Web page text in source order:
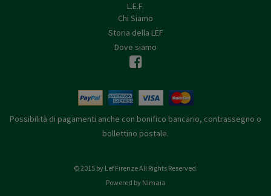
L.E.F.
Chi Siamo
Storia della LEF
Dove siamo
Possibilità di pagamenti anche con bonifico bancario, contrassegno o
bollettino postale.
© 2015 by Lef Firenze All Rights Reserved.
Powered by Nimaia